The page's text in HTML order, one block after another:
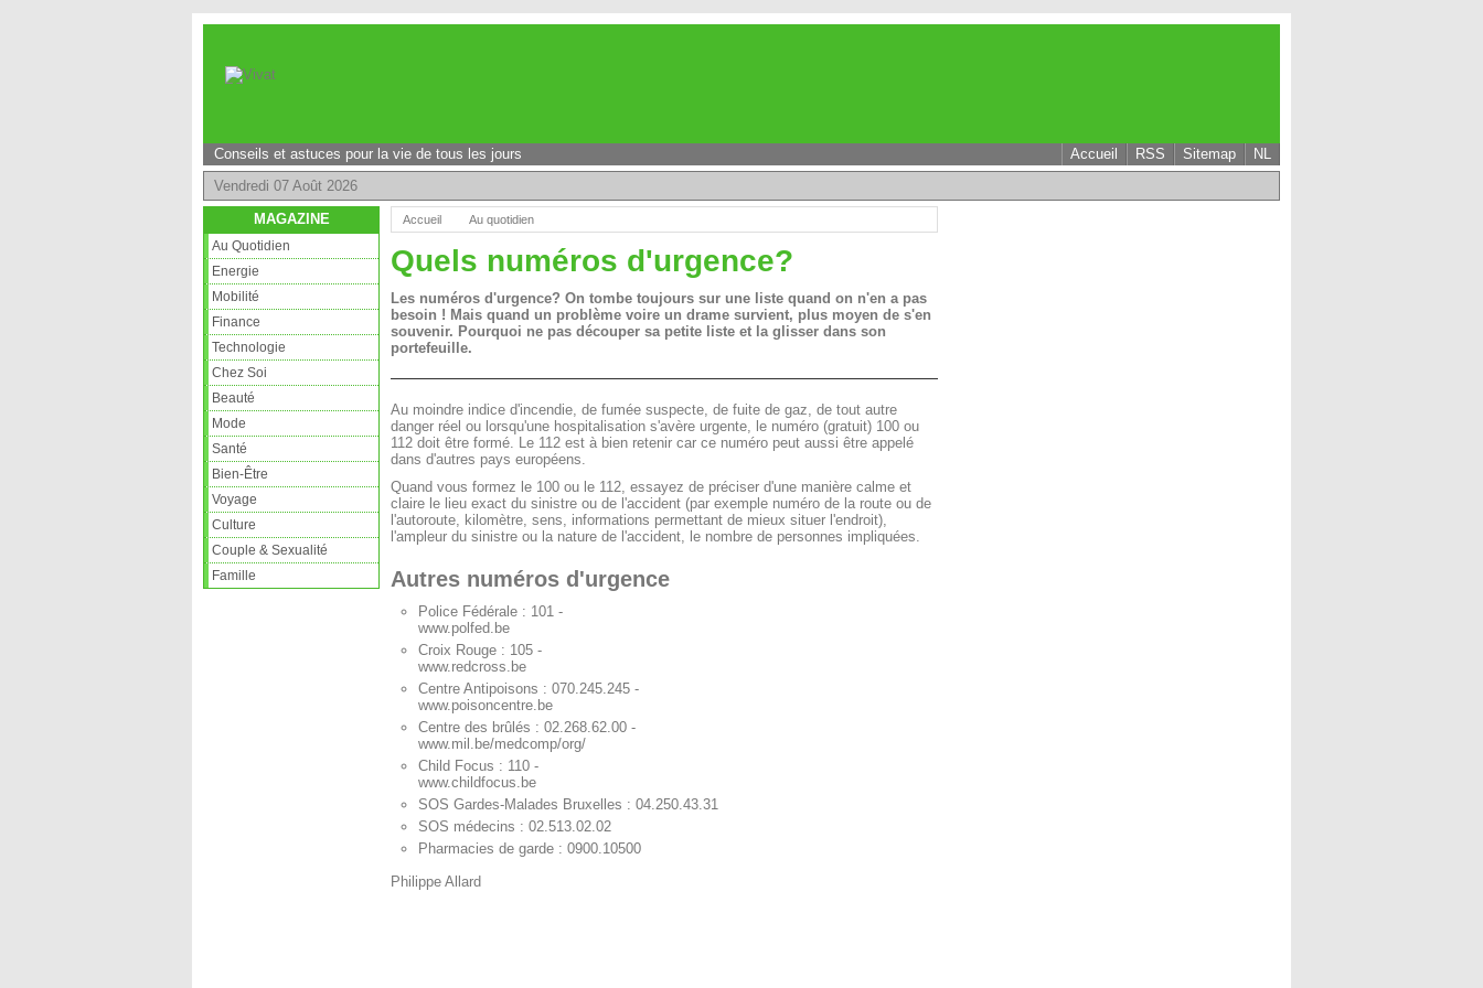
Accueil RSS Sitemap NL
Conseils et astuces pour la vie de tous les jours
Vendredi 07 Août 2026
MAGAZINE
Au Quotidien
Energie
Mobilité
Finance
Technologie
Chez Soi
Beauté
Mode
Santé
Bien-Être
Voyage
Culture
Couple & Sexualité
Famille
Accueil Au quotidien
Quels numéros d'urgence?
Les numéros d'urgence? On tombe toujours sur une liste quand on n'en a pas
besoin ! Mais quand un problème voire un drame survient, plus moyen de s'en
souvenir. Pourquoi ne pas découper sa petite liste et la glisser dans son
portefeuille.
Au moindre indice d'incendie, de fumée suspecte, de fuite de gaz, de tout autre
danger réel ou lorsqu'une hospitalisation s'avère urgente, le numéro (gratuit) 100 ou
112 doit être formé. Le 112 est à bien retenir car ce numéro peut aussi être appelé
dans d'autres pays européens.
Quand vous formez le 100 ou le 112, essayez de préciser d'une manière calme et
claire le lieu exact du sinistre ou de l'accident (par exemple numéro de la route ou de
l'autoroute, kilomètre, sens, informations permettant de mieux situer l'endroit),
l'ampleur du sinistre ou la nature de l'accident, le nombre de personnes impliquées.
Autres numéros d'urgence
Police Fédérale : 101 -
www.polfed.be
Croix Rouge : 105 -
www.redcross.be
Centre Antipoisons : 070.245.245 -
www.poisoncentre.be
Centre des brûlés : 02.268.62.00 -
www.mil.be/medcomp/org/
Child Focus : 110 -
www.childfocus.be
SOS Gardes-Malades Bruxelles : 04.250.43.31
SOS médecins : 02.513.02.02
Pharmacies de garde : 0900.10500
Philippe Allard